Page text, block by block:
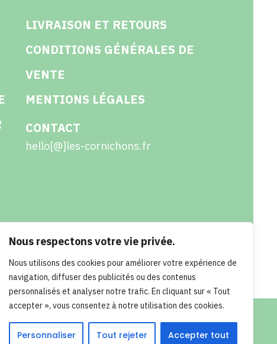
Nous respectons votre vie privée.
Nous utilisons des cookies pour améliorer votre expérience de
navigation, diffuser des publicités ou des contenus
personnalisés et analyser notre trafic. En cliquant sur « Tout
accepter », vous consentez à notre utilisation des cookies.
Personnaliser Tout rejeter Accepter tout
LIVRAISON ET RETOURS
CONDITIONS GÉNÉRALES DE
VENTE
MENTIONS LÉGALES
CONTACT
hello[@]les-cornichons.fr